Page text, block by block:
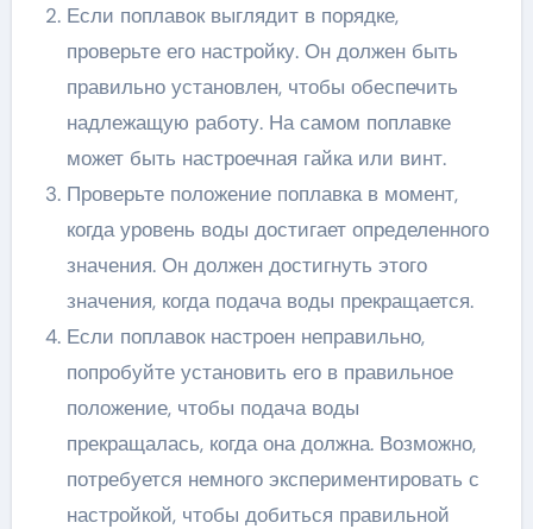
Если поплавок выглядит в порядке,
проверьте его настройку. Он должен быть
правильно установлен, чтобы обеспечить
надлежащую работу. На самом поплавке
может быть настроечная гайка или винт.
Проверьте положение поплавка в момент,
когда уровень воды достигает определенного
значения. Он должен достигнуть этого
значения, когда подача воды прекращается.
Если поплавок настроен неправильно,
попробуйте установить его в правильное
положение, чтобы подача воды
прекращалась, когда она должна. Возможно,
потребуется немного экспериментировать с
настройкой, чтобы добиться правильной